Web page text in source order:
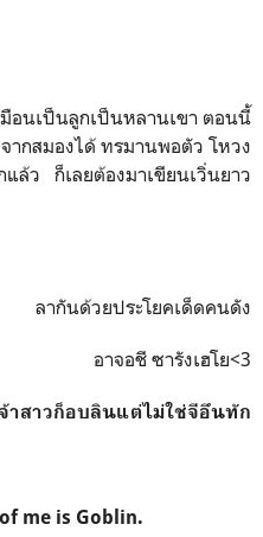
อนเป็นลูกเป็นหลานเขา ตอนนี้
ากสมองได้ ทรมานพอตัว โหวง
ว ก็เลยต้องมาเขียนเวิ่นยาว
ลากันด้วยประโยคเด็ดคนดัง
อาจอชี ซารังเฮโย<3
าสาวก็อบลินแต่ไม่ใช่จีอึนทัก
me is Goblin.